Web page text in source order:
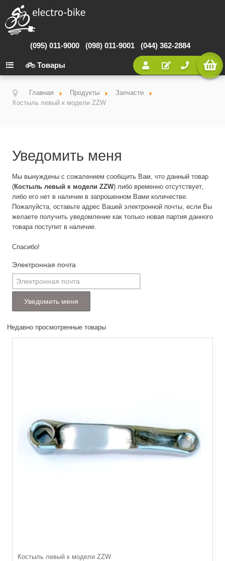
(095) 011-9000 (098) 011-9001 (044) 362-2884
Товары
Главная Продукты
Запчасти
Костыль левый к модели ZZW
Уведомить меня
Мы вынуждены с сожалением сообщить Вам, что данный товар
(Костыль левый к модели ZZW) либо временно отсутствует,
либо его нет в наличии в запрошенном Вами количестве.
Пожалуйста, оставьте адрес Вашей электронной почты, если Вы
желаете получить уведомление как только новая партия данного
товара поступит в наличие.
Спасибо!
Электронная почта
Недавно просмотренные товары
Костыль левый к модели ZZW